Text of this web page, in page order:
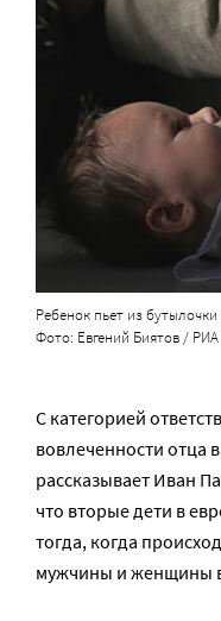
Ребенок пьет из
Фото: Евгений Биятов /
С категорией
вовлеченности отца
рассказывает Иван
что вторые дети в
тогда, когда
мужчины и женщины